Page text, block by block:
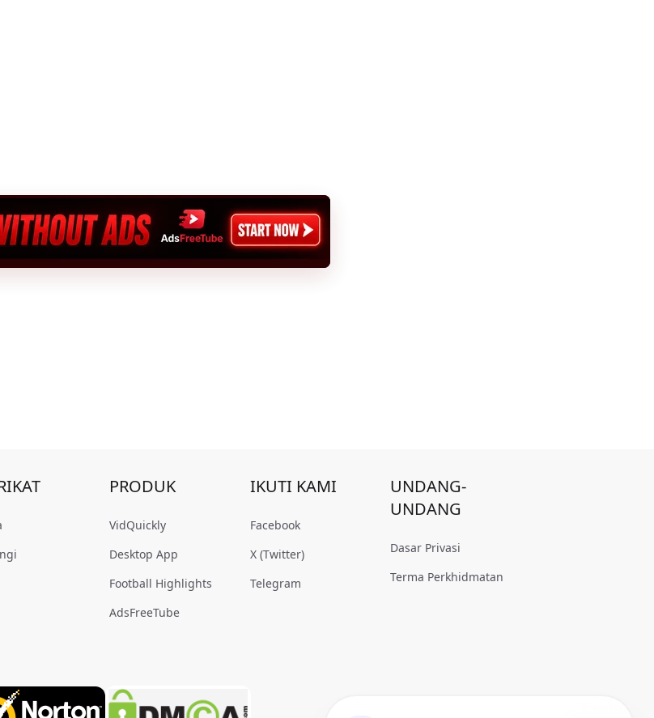
PRODUK
VidQuickly
Desktop App
Football Highlights
AdsFreeTube
IKUTI KAMI
Facebook
X (Twitter)
Telegram
UNDANG-
UNDANG
Dasar Privasi
Terma Perkhidmatan